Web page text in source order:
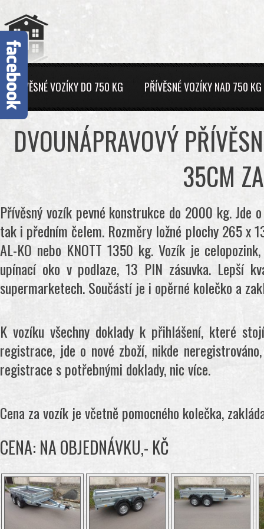
PŘÍVĚSNÉ VOZÍKY DO 750 KG PŘÍVĚSNÉ VOZÍKY NAD 750 KG
DVOUNÁPRAVOVÝ
35CM
Přívěsný vozík pevné konstrukce do 2000 kg. Jde
tak i předním čelem. Rozměry ložné plochy 265 x
AL-KO nebo KNOTT 1350 kg. Vozík je
upínací oko v podlaze, 13 PIN zásuvka. Lepší
supermarketech. Součástí je i opěrné kolečko a
K vozíku všechny doklady k přihlášení, které
registrace, jde o nové zboží, nikde
registrace s potřebnými doklady, nic více.
Cena za vozík je včetně pomocného kolečka,
CENA: NA OBJEDNÁVKU,- KČ